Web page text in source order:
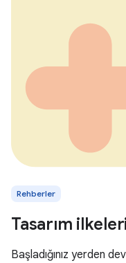
Rehberler
Tasarım
Başladığınız yerden